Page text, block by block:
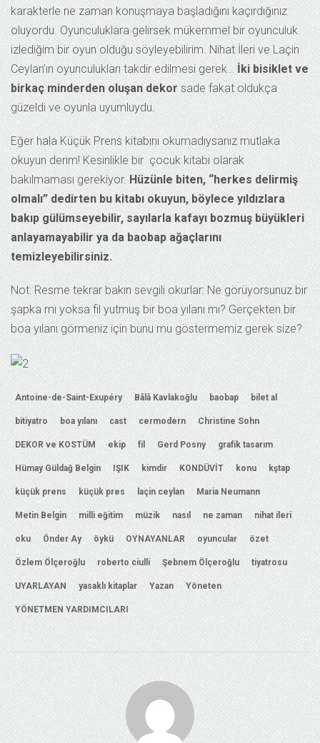
karakterle ne zaman konuşmaya başladığını kaçırdığınız
oluyordu. Oyunculuklara gelirsek mükemmel bir oyunculuk
izlediğim bir oyun olduğu söyleyebilirim. Nihat İleri ve Laçin
Ceylan’ın oyunculukları takdir edilmesi gerek… İki bisiklet ve
birkaç minderden oluşan dekor sade fakat oldukça
güzeldi ve oyunla uyumluydu.
Eğer hala Küçük Prens kitabını okumadıysanız mutlaka
okuyun derim! Kesinlikle bir çocuk kitabı olarak
bakılmaması gerekiyor. Hüzünle biten, “herkes delirmiş
olmalı” dedirten bu kitabı okuyun, böylece yıldızlara
bakıp gülümseyebilir, sayılarla kafayı bozmuş büyükleri
anlayamayabilir ya da baobap ağaçlarını
temizleyebilirsiniz.
Not: Resme tekrar bakın sevgili okurlar: Ne görüyorsunuz bir
şapka mı yoksa fil yutmuş bir boa yılanı mı? Gerçekten bir
boa yılanı görmeniz için bunu mu göstermemiz gerek size?
Antoine-de-Saint-Exupéry Bâlâ Kavlakoğlu baobap bilet al
bitiyatro boa yılanı cast cermodern Christine Sohn
DEKOR ve KOSTÜM ekip fil Gerd Posny grafik tasarım
Hümay Güldağ Belgin IŞIK kimdir KONDÜVİT konu kştap
küçük prens küçük pres laçin ceylan Maria Neumann
Metin Belgin milli eğitim müzik nasıl ne zaman nihat ileri
oku Önder Ay öykü OYNAYANLAR oyuncular özet
Özlem Ölçeroğlu roberto ciulli Şebnem Ölçeroğlu tiyatrosu
UYARLAYAN yasaklı kitaplar Yazan Yöneten
YÖNETMEN YARDIMCILARI